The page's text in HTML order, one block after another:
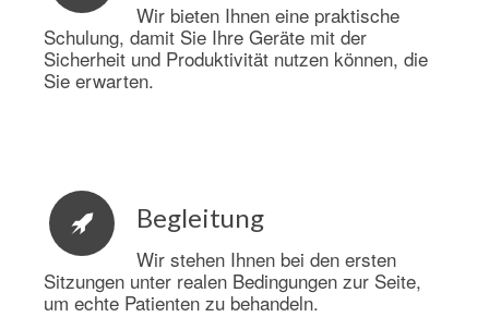
Wir bieten Ihnen eine praktische
Schulung, damit Sie Ihre Geräte mit der
Sicherheit und Produktivität nutzen können, die
Sie erwarten.
Begleitung
Wir stehen Ihnen bei den ersten
Sitzungen unter realen Bedingungen zur Seite,
um echte Patienten zu behandeln.